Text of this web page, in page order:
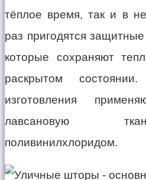
тёплое время, так и в
раз пригодятся
которые сохраняют
раскрытом
изготовления
лавсановую
поливинилхлоридом.